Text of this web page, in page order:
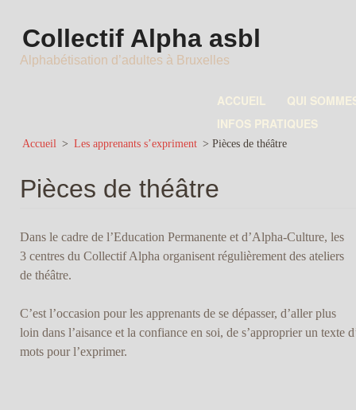
Collectif Alpha asbl
Alphabétisation d’adultes à Bruxelles
ACCUEIL
QUI
INFOS PRATIQUES
Accueil > Les apprenants s’expriment > Pièces de théâtre
Pièces de théâtre
Dans le cadre de l’Education Permanente et d’Alpha-Culture, les
3 centres du Collectif Alpha organisent régulièrement des ateliers
de théâtre.
C’est l’occasion pour les apprenants de se dépasser, d’aller plus
loin dans l’aisance et la confiance en soi, de s’approprier un texte
mots pour l’exprimer.